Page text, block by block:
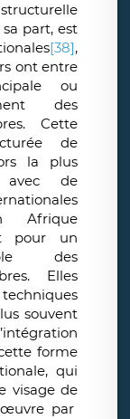
part, est
[38],
ont entre
ou
des
Cette
de
la plus
avec de
pour un
des
Elles
souvent
forme
qui
visage de
par